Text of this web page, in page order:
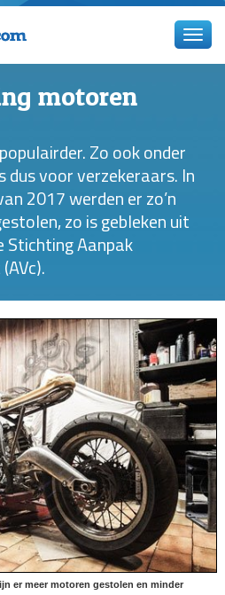
motoren
Zo ook onder
dus voor verzekeraars. In
2017 werden er zo’n
zo is gebleken uit
Aanpak
er meer motoren gestolen en minder